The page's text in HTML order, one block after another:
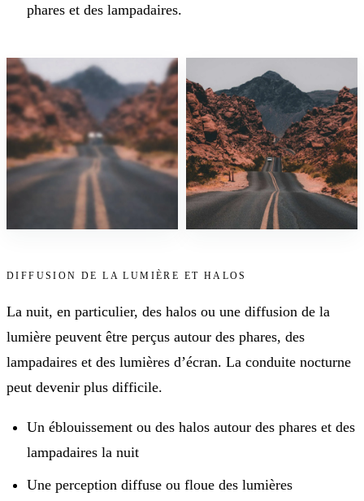
phares et des lampadaires.
DIFFUSION DE LA LUMIÈRE ET HALOS
La nuit, en particulier, des halos ou une diffusion de la
lumière peuvent être perçus autour des phares, des
lampadaires et des lumières d’écran. La conduite nocturne
peut devenir plus difficile.
Un éblouissement ou des halos autour des phares et des
lampadaires la nuit
Une perception diffuse ou floue des lumières